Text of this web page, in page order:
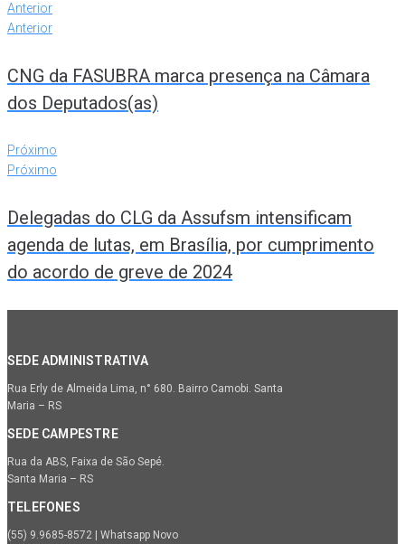
Anterior
Anterior
CNG da FASUBRA marca presença na Câmara
dos Deputados(as)
Próximo
Próximo
Delegadas do CLG da Assufsm intensificam
agenda de lutas, em Brasília, por cumprimento
do acordo de greve de 2024
SEDE ADMINISTRATIVA
Rua Erly de Almeida Lima, n° 680. Bairro Camobi. Santa
Maria – RS
SEDE CAMPESTRE
Rua da ABS, Faixa de São Sepé.
Santa Maria – RS
TELEFONES
(55) 9.9685-8572 | Whatsapp Novo